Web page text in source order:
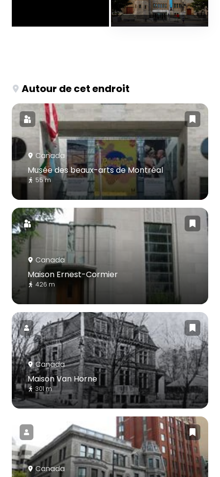
Autour de cet endroit
Canada
Musée des beaux-arts de Montréal
55 m
Canada
Maison Ernest-Cormier
426 m
Canada
Maison Van Horne
301 m
Canada